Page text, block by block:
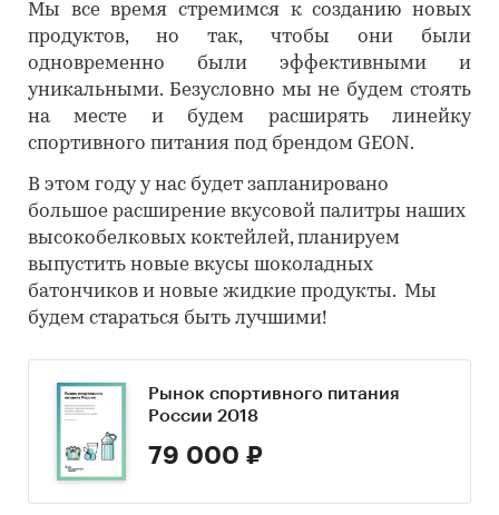
Мы все время стремимся к созданию новых
продуктов, но так, чтобы они были
одновременно были эффективными и
уникальными. Безусловно мы не будем стоять
на месте и будем расширять линейку
спортивного питания под брендом GEON.
В этом году у нас будет запланировано
большое расширение вкусовой палитры наших
высокобелковых коктейлей, планируем
выпустить новые вкусы шоколадных
батончиков и новые жидкие продукты. Мы
будем стараться быть лучшими!
Рынок спортивного питания
России 2018
79 000 ₽